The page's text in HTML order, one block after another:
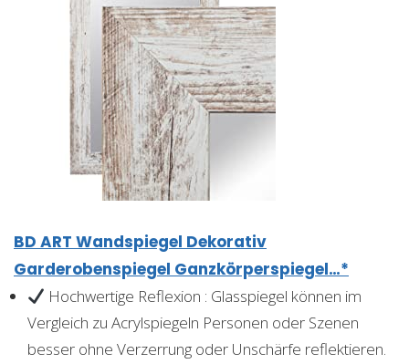
BD ART Wandspiegel Dekorativ
Garderobenspiegel Ganzkörperspiegel…*
Hochwertige Reflexion : Glasspiegel können im
Vergleich zu Acrylspiegeln Personen oder Szenen
besser ohne Verzerrung oder Unschärfe reflektieren.